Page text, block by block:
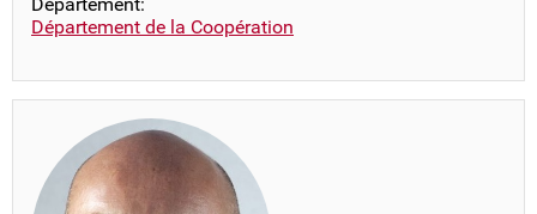
Département de la Coopération